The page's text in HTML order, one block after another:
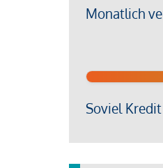
Monatlich
Soviel